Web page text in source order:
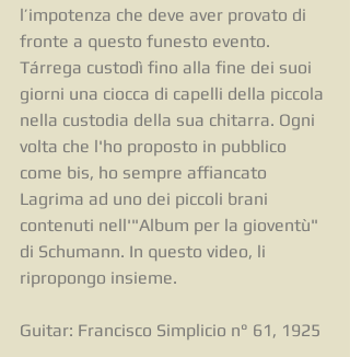
l’impotenza che deve aver provato di
fronte a questo funesto evento.
Tárrega custodì fino alla fine dei suoi
giorni una ciocca di capelli della piccola
nella custodia della sua chitarra. Ogni
volta che l'ho proposto in pubblico
come bis, ho sempre affiancato
Lagrima ad uno dei piccoli brani
contenuti nell'"Album per la gioventù"
di Schumann. In questo video, li
ripropongo insieme.
Guitar: Francisco Simplicio n° 61, 1925